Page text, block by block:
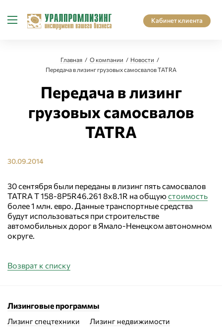
Кабинет клиента
Главная О компании
Новости
Передача в лизинг грузовых самосвалов TATRA
Передача в лизинг
грузовых самосвалов
TATRA
30.09.2014
30 сентября были переданы в лизинг пять самосвалов
TATRA T 158-8P5R46.261 8x8.1R на общуюстоимость
более 1 млн. евро. Данные транспортные средства
будут использоваться при строительстве
автомобильных дорог в Ямало-Ненецком автономном
округе.
Возврат к списку
Лизинговые программы
Лизинг спецтехники Лизинг недвижимости